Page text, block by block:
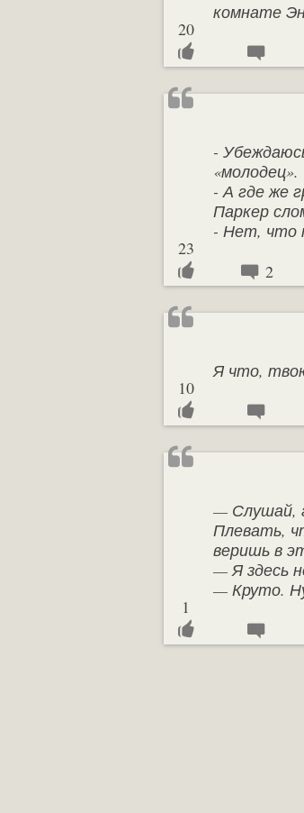
комнате
20
-
«молодец».
- А где же
Паркер
- Нет, что
23
2
Я что,
10
— Слушай,
Плевать,
веришь в
— Я здесь
— Круто.
1